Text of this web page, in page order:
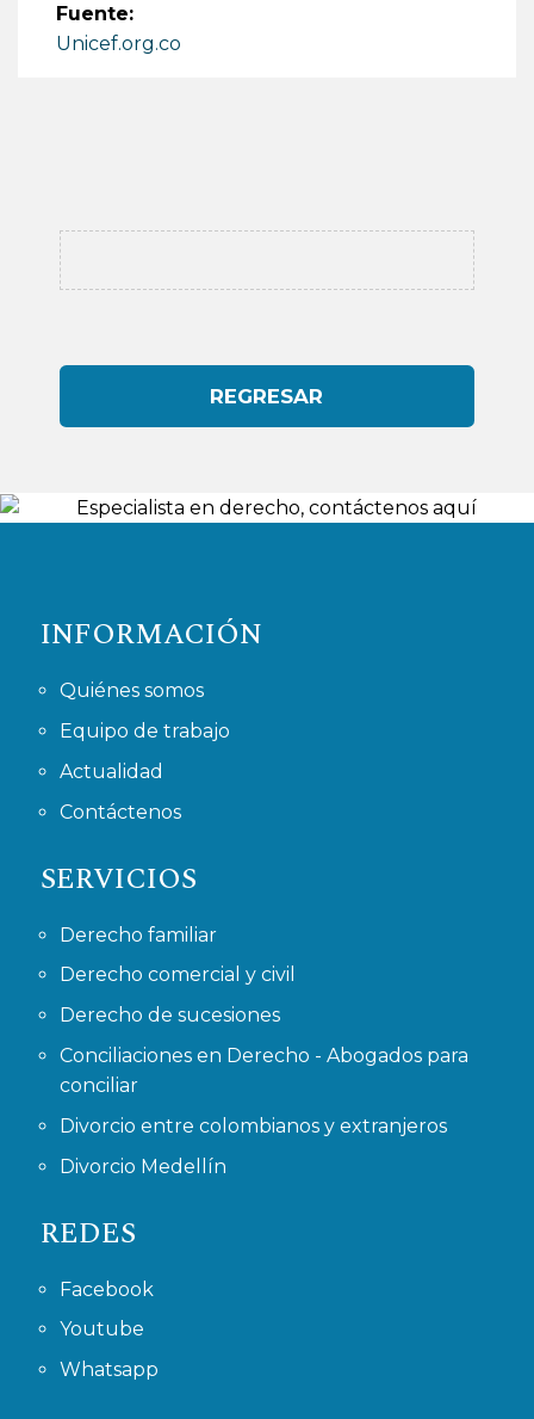
Fuente:
Unicef.org.co
REGRESAR
INFORMACIÓN
Quiénes somos
Equipo de trabajo
Actualidad
Contáctenos
SERVICIOS
Derecho familiar
Derecho comercial y civil
Derecho de sucesiones
Conciliaciones en Derecho - Abogados para
conciliar
Divorcio entre colombianos y extranjeros
Divorcio Medellín
REDES
Facebook
Youtube
Whatsapp